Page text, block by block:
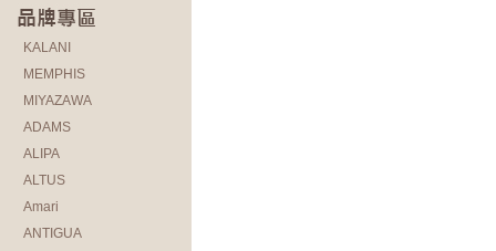
KALANI
MEMPHIS
MIYAZAWA
ADAMS
ALIPA
ALTUS
Amari
ANTIGUA